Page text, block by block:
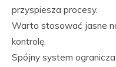
przyspiesza procesy.
Warto stosować jasne
kontrolę.
Spójny system